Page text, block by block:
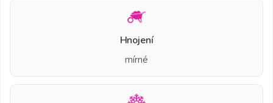
Hnojení
mírné